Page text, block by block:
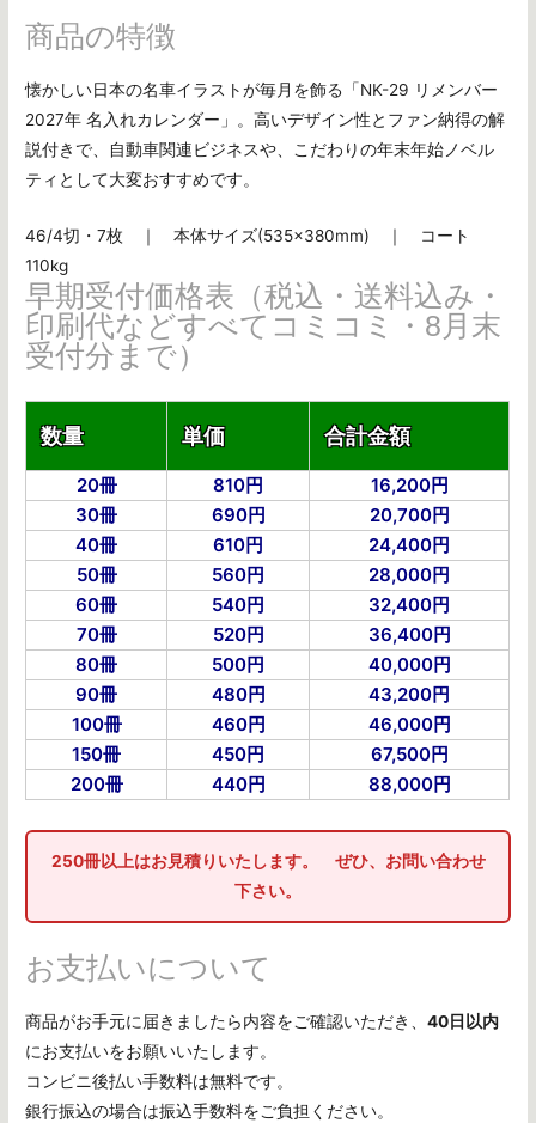
商品の特徴
懐かしい日本の名車イラストが毎月を飾る「NK-29 リメンバー
2027年 名入れカレンダー」。高いデザイン性とファン納得の解
説付きで、自動車関連ビジネスや、こだわりの年末年始ノベル
ティとして大変おすすめです。
46/4切・7枚 ｜ 本体サイズ(535×380mm) ｜ コート
110kg
早期受付価格表（税込・送料込み・
印刷代などすべてコミコミ・8月末
受付分まで）
数量 単価 合計金額
20冊 810円
16,200円
30冊
690円
20,700円
40冊
610円
24,400円
50冊
560円
28,000円
60冊
540円
32,400円
70冊
520円
36,400円
80冊
500円
40,000円
90冊
480円
43,200円
100冊
460円
46,000円
150冊
450円
67,500円
200冊
440円 88,000円
250冊以上はお見積りいたします。 ぜひ、お問い合わせ
下さい。
お支払いについて
商品がお手元に届きましたら内容をご確認いただき、40日以内
にお支払いをお願いいたします。
コンビニ後払い手数料は無料です。
銀行振込の場合は振込手数料をご負担ください。